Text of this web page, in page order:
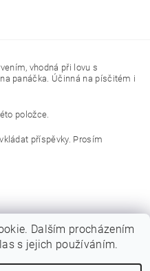
vhodná při lovu s
panáčka. Účinná na písčitém i
položce.
příspěvky. Prosím
Heureka.cz
Dalším procházením
s jejich používáním.